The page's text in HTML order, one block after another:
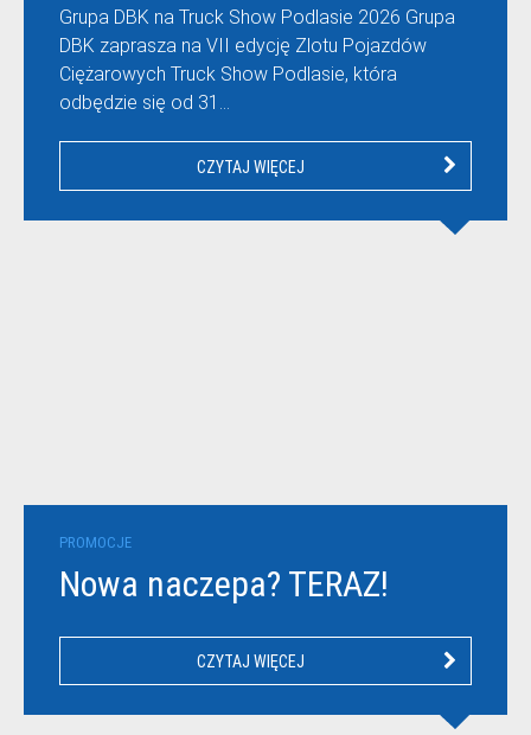
Grupa DBK na Truck Show Podlasie 2026 Grupa
DBK zaprasza na VII edycję Zlotu Pojazdów
Ciężarowych Truck Show Podlasie, która
odbędzie się od 31…
CZYTAJ WIĘCEJ
PROMOCJE
Nowa naczepa? TERAZ!
CZYTAJ WIĘCEJ